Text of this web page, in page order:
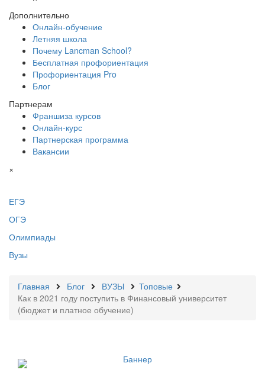
Дополнительно
Онлайн-обучение
Летняя школа
Почему Lancman School?
Бесплатная профориентация
Профориентация Pro
Блог
Партнерам
Франшиза курсов
Онлайн-курс
Партнерская программа
Вакансии
×
ЕГЭ
ОГЭ
Олимпиады
Вузы
Главная Блог ВУЗЫ
Топовые
Как в 2021 году поступить в Финансовый университет
(бюджет и платное обучение)